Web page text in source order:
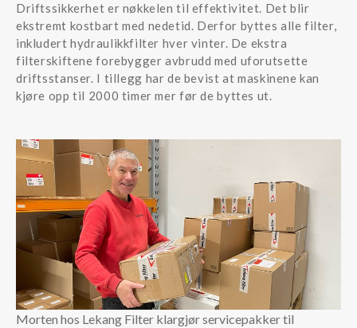
Driftssikkerhet er nøkkelen til effektivitet. Det blir
ekstremt kostbart med nedetid. Derfor byttes alle filter,
inkludert hydraulikkfilter hver vinter. De ekstra
filterskiftene forebygger avbrudd med uforutsette
driftsstanser. I tillegg har de bevist at maskinene kan
kjøre opp til 2000 timer mer før de byttes ut.
Morten hos Lekang Filter klargjør servicepakker til